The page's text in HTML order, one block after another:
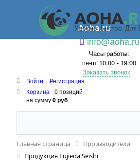
Aoha.ru
info@aoha.ru
Часы работы:
пн-пт 10:00 - 19:00
Заказать звонок
Войти
Регистрация
Корзина
0 позиций
на сумму0 руб
Главная страница
Производители
Продукция Fujieda Seishi